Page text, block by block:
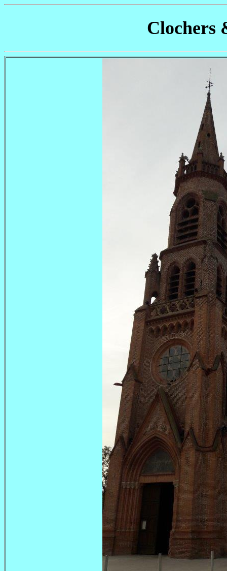
Clochers